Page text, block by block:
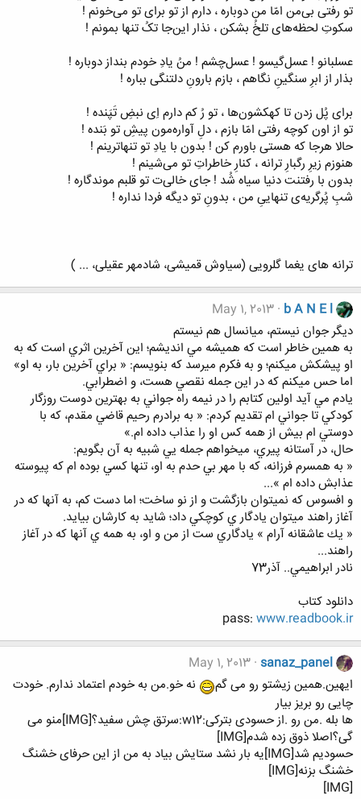
تو رفتی‌ بی‌من‌ امّا من‌ دوباره‌ ، دارم‌ از تو برای‌ تو می‌خونم‌ !
سکوت‌ِ لحظه‌های‌ تلخ‌ُ بشکن‌ ، نذار این‌جا تک‌ُ تنها بمونم‌ !
عسلبانو ! عسل‌گیسو ! عسل‌چشم‌ ! من‌ُ یادِ خودم‌ بنداز دوباره‌ !
بذار از ابرِ سنگین‌ِ نگاهم‌ ، بازم‌ بارون‌ِ دلتنگی‌ بباره‌ !
برای‌ پُل‌ زدن‌ تا کهکشون‌ها ، تو رُ کم‌ دارم‌ اِی‌ نبض‌ِ تَپَنده‌ !
تو از اون‌ کوچه‌ رفتی‌ امّا بازم‌ ، دل‌ِ آواره‌مون‌ پیش‌ِ تو بَنده‌ !
حالا هرجا که‌ هستی‌ باورم‌ کن‌ ! بدون‌ با یادِ تو تنهاترینم‌ !
هنوزم‌ زیرِ رگبارِ ترانه‌ ، کنارِ خاطرات‌ِ تو می‌شینم‌ !
بدون‌ با رفتنت‌ دنیا سیاه‌ شُد ! جای‌ خالی‌ت‌ تو قلبم‌ موندگاره‌ !
شب‌ِ پُرگریه‌ی‌ تنهایی‌ِ من‌ ، بدون‌ِ تو دیگه‌ فردا نداره‌ !
ترانه های یغما گلرویی (سیاوش قمیشی، شادمهر عقیلی، ... )
b A N E l
May 1, 2013
ديگر جوان نيستم، ميانسال هم نيستم
به همين خاطر است كه هميشه مي انديشم؛ اين آخرين اثري است كه به
او پيشكش ميكنم؛ و به فكرم ميرسد كه بنويسم: « براي آخرين بار، به او»
اما حس ميكنم كه در اين جمله نقصي هست، و اضطرابي.
يادم مي آيد اولين كتابم را در نيمه راه جواني به بهترين دوست روزگار
كودكي تا جواني ام تقديم كردم: « به برادرم رحيم قاضي مقدم، كه با
دوستي ام بيش از همه كس او را عذاب داده ام.»
حال، در آستانه پيري، ميخواهم جمله يي شبيه به آن بگويم:
« به همسرم فرزانه، كه با مهر بي حدم به او، تنها كسي بوده ام كه پيوسته
عذابش داده ام »...
و افسوس كه نميتوان بازگشت و از نو ساخت؛ اما دست كم، به آنها كه در
آغاز راهند ميتوان يادگار ي كوچكي داد؛ شايد به كارشان بيايد.
« يك عاشقانه آرام » يادگاري ست از من و او، به همه ي آنها كه در آغاز
راهند...
نادر ابراهيمي.. آذر73
دانلود کتاب
pass: www.readbook.ir
sanaz_panel
May 1, 2013
ایهین.همین زیشتو رو می گم
نه خو.من به خودم اعتماد ندارم. خودت
چایی رو بریز بیار
ها بله .من رو .از حسودی بترکی:w12:سرتق چش سفید؟[IMG]منو می
گی؟اصلا ذوق زده شدم[IMG]
حسودیم شد[IMG]یه بار نشد ستایش بیاد به من از این حرفای خشنگ
خشنگ بزنه[IMG]
[IMG]